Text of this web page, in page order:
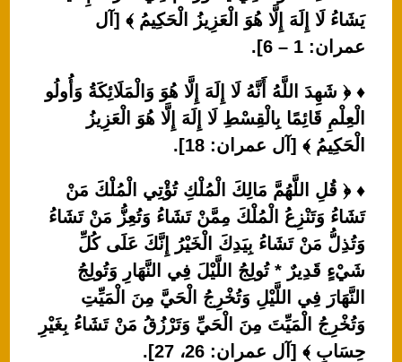
يَشَاءُ لَا إِلَهَ إِلَّا هُوَ الْعَزِيزُ الْحَكِيمُ ﴾ [آل
عمران: 1 – 6].
♦ ﴿ شَهِدَ اللَّهُ أَنَّهُ لَا إِلَهَ إِلَّا هُوَ وَالْمَلَائِكَةُ وَأُولُو
الْعِلْمِ قَائِمًا بِالْقِسْطِ لَا إِلَهَ إِلَّا هُوَ الْعَزِيزُ
الْحَكِيمُ ﴾ [آل عمران: 18].
♦ ﴿ قُلِ اللَّهُمَّ مَالِكَ الْمُلْكِ تُؤْتِي الْمُلْكَ مَنْ
تَشَاءُ وَتَنْزِعُ الْمُلْكَ مِمَّنْ تَشَاءُ وَتُعِزُّ مَنْ تَشَاءُ
وَتُذِلُّ مَنْ تَشَاءُ بِيَدِكَ الْخَيْرُ إِنَّكَ عَلَى كُلِّ
شَيْءٍ قَدِيرٌ * تُولِجُ اللَّيْلَ فِي النَّهَارِ وَتُولِجُ
النَّهَارَ فِي اللَّيْلِ وَتُخْرِجُ الْحَيَّ مِنَ الْمَيِّتِ
وَتُخْرِجُ الْمَيِّتَ مِنَ الْحَيِّ وَتَرْزُقُ مَنْ تَشَاءُ بِغَيْرِ
حِسَابٍ ﴾ [آل عمران: 26، 27].